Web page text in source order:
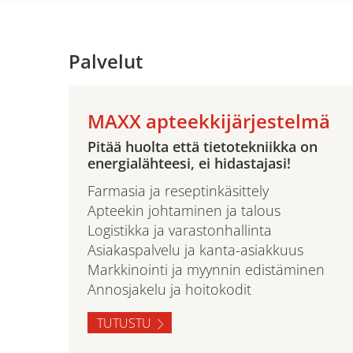
Palvelut
MAXX apteekkijärjestelmä
Pitää huolta että tietotekniikka on
energialähteesi, ei hidastajasi!
Farmasia ja reseptinkäsittely
Apteekin johtaminen ja talous
Logistikka ja varastonhallinta
Asiakaspalvelu ja kanta-asiakkuus
Markkinointi ja myynnin edistäminen
Annosjakelu ja hoitokodit
TUTUSTU